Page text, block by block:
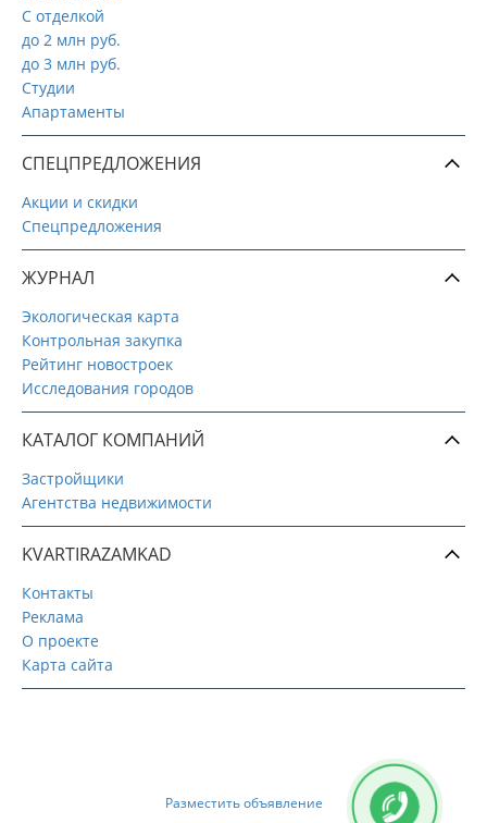
С отделкой
до 2 млн руб.
до 3 млн руб.
Студии
Апартаменты
СПЕЦПРЕДЛОЖЕНИЯ
Акции и скидки
Спецпредложения
ЖУРНАЛ
Экологическая карта
Контрольная закупка
Рейтинг новостроек
Исследования городов
КАТАЛОГ КОМПАНИЙ
Застройщики
Агентства недвижимости
KVARTIRAZAMKAD
Контакты
Реклама
О проекте
Карта сайта
Разместить объявление